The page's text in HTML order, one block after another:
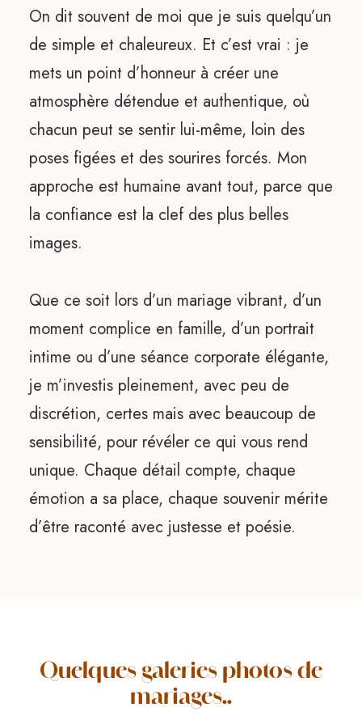
On dit souvent de moi que je suis quelqu’un
de simple et chaleureux. Et c’est vrai : je
mets un point d’honneur à créer une
atmosphère détendue et authentique, où
chacun peut se sentir lui-même, loin des
poses figées et des sourires forcés. Mon
approche est humaine avant tout, parce que
la confiance est la clef des plus belles
images.
Que ce soit lors d’un mariage vibrant, d’un
moment complice en famille, d’un portrait
intime ou d’une séance corporate élégante,
je m’investis pleinement, avec peu de
discrétion, certes mais avec beaucoup de
sensibilité, pour révéler ce qui vous rend
unique. Chaque détail compte, chaque
émotion a sa place, chaque souvenir mérite
d’être raconté avec justesse et poésie.
Quelques galeries photos de
mariages..